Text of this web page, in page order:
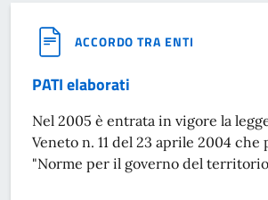
ACCORDO TRA ENTI
PATI elaborati
Nel 2005 è entrata in vigore la
Veneto n. 11 del 23 aprile 2004
"Norme per il governo del